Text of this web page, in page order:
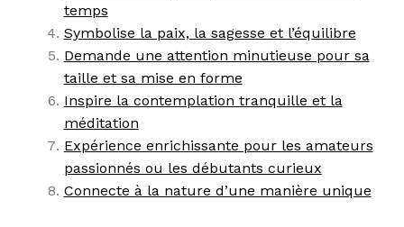
temps
Symbolise la paix, la sagesse et l’équilibre
Demande une attention minutieuse pour sa
taille et sa mise en forme
Inspire la contemplation tranquille et la
méditation
Expérience enrichissante pour les amateurs
passionnés ou les débutants curieux
Connecte à la nature d’une manière unique